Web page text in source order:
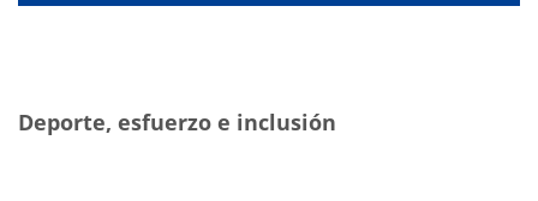
Deporte, esfuerzo e inclusión